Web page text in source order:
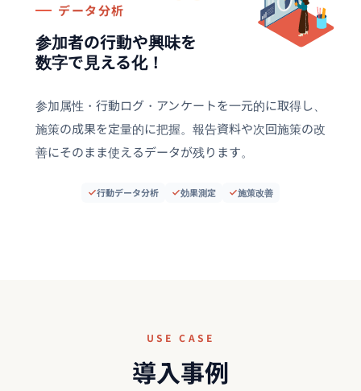
データ分析
参加者の行動や興味を
数字で見える化！
参加属性・行動ログ・アンケートを一元的に取得し、
施策の成果を定量的に把握。報告資料や次回施策の改
善にそのまま使えるデータが残ります。
行動データ分析 効果測定 施策改善
USE CASE
導入事例